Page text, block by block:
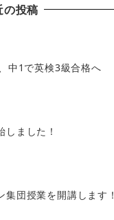
の投稿
中1で英検3級合格へ
ました！
団授業を開講します！